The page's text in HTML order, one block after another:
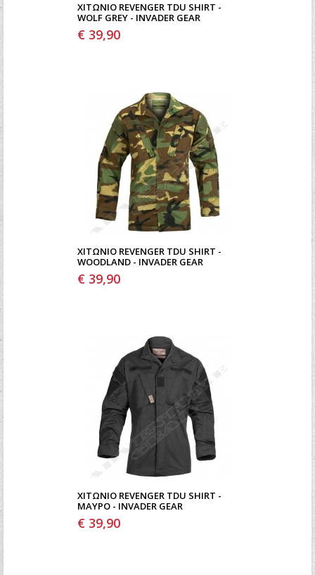
ΧΙΤΏΝΙΟ REVENGER TDU SHIRT -
WOLF GREY - INVADER GEAR
€ 39,90
ΧΙΤΏΝΙΟ REVENGER TDU SHIRT -
WOODLAND - INVADER GEAR
€ 39,90
ΧΙΤΏΝΙΟ REVENGER TDU SHIRT -
ΜΑΎΡΟ - INVADER GEAR
€ 39,90